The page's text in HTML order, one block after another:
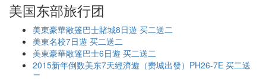
美国东部旅行团
美東豪華敞篷巴士賭城8日遊 买二送二
美東名校7日遊 买二送二
美東豪華敞篷巴士6日遊 买二送二
2015新年倒数美东7天經濟遊（费城出發）PH26-7E 买二送
二